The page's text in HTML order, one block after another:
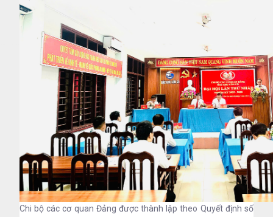
Chi bộ các cơ quan Đảng được thành lập theo Quyết định số